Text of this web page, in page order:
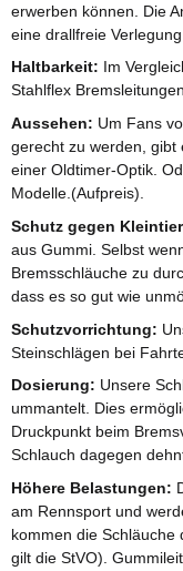
erwerben können. Die
eine drallfreie
Haltbarkeit: Im
Stahlflex
Aussehen: Um Fans
gerecht zu werden, gibt
einer Oldtimer-Optik.
Modelle.(Aufpreis).
Schutz gegen
aus Gummi. Selbst
Bremsschläuche zu
dass es so gut wie
Schutzvorrichtung:
Steinschlägen bei
Dosierung: Unsere
ummantelt. Dies
Druckpunkt beim
Schlauch dagegen
Höhere Belastungen:
am Rennsport und
kommen die
gilt die StVO).